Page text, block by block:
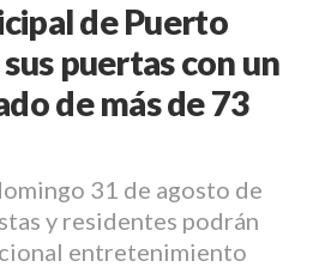
de Puerto
puertas con un
de más de 73
31 de agosto de
y residentes podrán
entretenimiento